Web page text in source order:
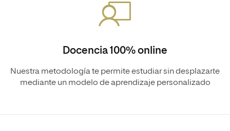
Docencia 100% online
Nuestra metodología te permite estudiar sin desplazarte
mediante un modelo de aprendizaje personalizado